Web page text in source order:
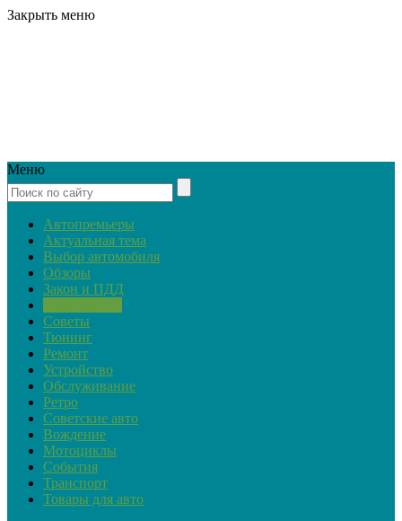
Закрыть меню
Меню
Автопремьеры
Актуальная тема
Выбор автомобиля
Обзоры
Закон и ПДД
Советы
Тюнинг
Ремонт
Устройство
Обслуживание
Ретро
Советские авто
Вождение
Мотоциклы
События
Транспорт
Товары для авто